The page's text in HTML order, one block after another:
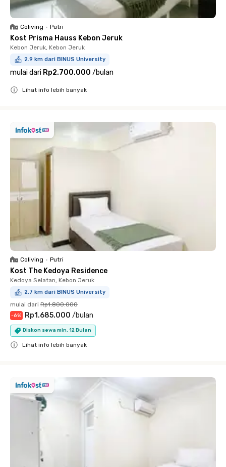
Coliving • Putri
Kost Prisma Hauss Kebon Jeruk
Kebon Jeruk, Kebon Jeruk
2.9 km dari BINUS University
mulai dari Rp2.700.000 /bulan
Lihat info lebih banyak
Coliving • Putri
Kost The Kedoya Residence
Kedoya Selatan, Kebon Jeruk
2.7 km dari BINUS University
mulai dari Rp1.800.000
-6% Rp1.685.000 /bulan
Diskon sewa min. 12 Bulan
Lihat info lebih banyak